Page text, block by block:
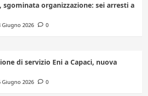
sgominata organizzazione: sei arresti a
Giugno 2026 0
di servizio Eni a Capaci, nuova
Giugno 2026 0